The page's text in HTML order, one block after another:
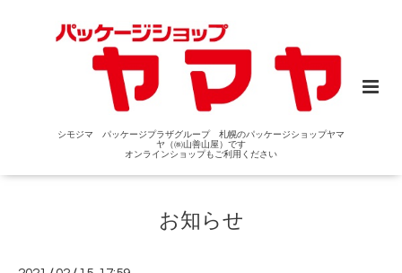
シモジマ パッケージプラザグループ 札幌のパッケージショップヤマ
ヤ（㈱山善山屋）です
オンラインショップもご利用ください
お知らせ